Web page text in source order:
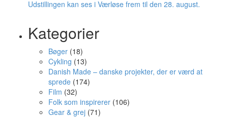
Kategorier
Bøger (18)
Cykling (13)
Danish Made – danske projekter, der er værd at
sprede (174)
Film (32)
Folk som inspirerer (106)
Gear & grej (71)